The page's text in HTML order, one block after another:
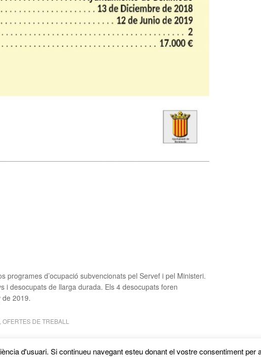
programes d’ocupació subvencionats pel Servef i pel Ministeri.
i desocupats de llarga durada. Els 4 desocupats foren
de 2019.
OFERTES DE TREBALL
d'usuari. Si continueu navegant esteu donant el vostre consentiment